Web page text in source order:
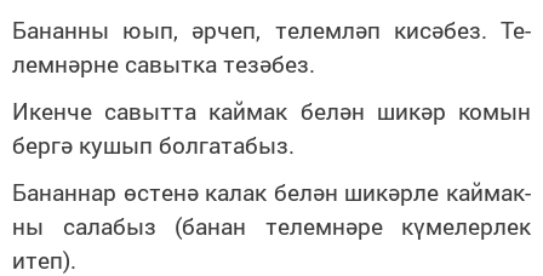
Ба­нан­ны юып, әр­чеп, те­лем­ләп ки­сә­без. Те­
лем­нәр­не са­выт­ка те­зә­без.
Икен­че са­выт­та кай­мак бе­лән ши­кәр ко­мын
бер­гә ку­шып бол­га­та­быз.
Ба­нан­нар өс­те­нә ка­лак бе­лән ши­кәр­ле кай­мак­
ны са­ла­быз (ба­нан те­лем­нә­ре кү­ме­лер­лек
итеп).